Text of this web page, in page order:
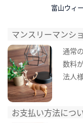
富山ウィ
マンスリーマンシ
通常
数料
法人
お支払い方法につ